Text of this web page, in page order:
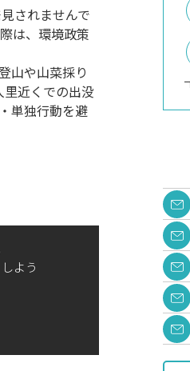
されませんで
は、環境政策
山や山菜採り
近くでの出没
単独行動を避
よう